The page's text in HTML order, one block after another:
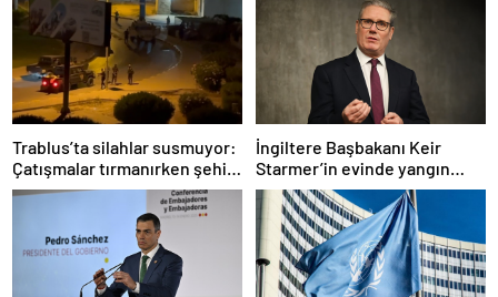
Trablus’ta silahlar susmuyor:
Çatışmalar tırmanırken şehir
alarmda
İngiltere Başbakanı Keir
Starmer’in evinde yangın
çıktı